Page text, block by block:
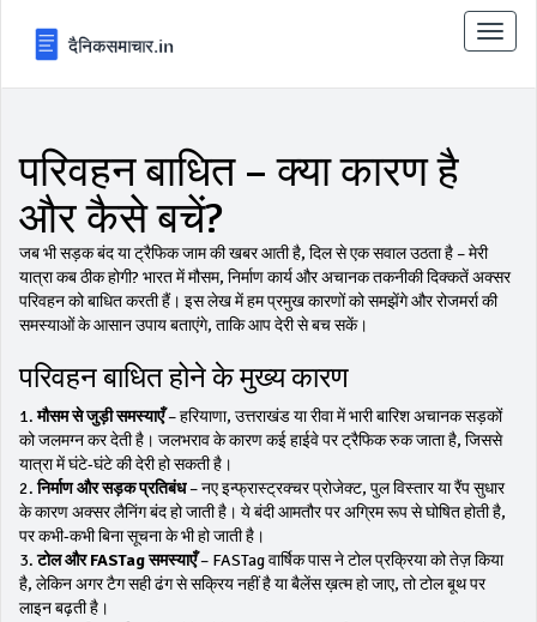
टॉगल
से
परिवहन बाधित – क्या कारण है
और कैसे बचें?
जब भी सड़क बंद या ट्रैफिक जाम की खबर आती है, दिल से एक सवाल उठता है – मेरी
यात्रा कब ठीक होगी? भारत में मौसम, निर्माण कार्य और अचानक तकनीकी दिक्कतें अक्सर
परिवहन को बाधित करती हैं। इस लेख में हम प्रमुख कारणों को समझेंगे और रोजमर्रा की
समस्याओं के आसान उपाय बताएंगे, ताकि आप देरी से बच सकें।
परिवहन बाधित होने के मुख्य कारण
1.मौसम से जुड़ी समस्याएँ– हरियाणा, उत्तराखंड या रीवा में भारी बारिश अचानक सड़कों
को जलमग्न कर देती है। जलभराव के कारण कई हाईवे पर ट्रैफिक रुक जाता है, जिससे
यात्रा में घंटे‑घंटे की देरी हो सकती है।
2.निर्माण और सड़क प्रतिबंध– नए इन्फ्रास्ट्रक्चर प्रोजेक्ट, पुल विस्तार या रैंप सुधार
के कारण अक्सर लैनिंग बंद हो जाती है। ये बंदी आमतौर पर अग्रिम रूप से घोषित होती है,
पर कभी‑कभी बिना सूचना के भी हो जाती है।
3.टोल और FASTag समस्याएँ– FASTag वार्षिक पास ने टोल प्रक्रिया को तेज़ किया
है, लेकिन अगर टैग सही ढंग से सक्रिय नहीं है या बैलेंस ख़त्म हो जाए, तो टोल बूथ पर
लाइन बढ़ती है।